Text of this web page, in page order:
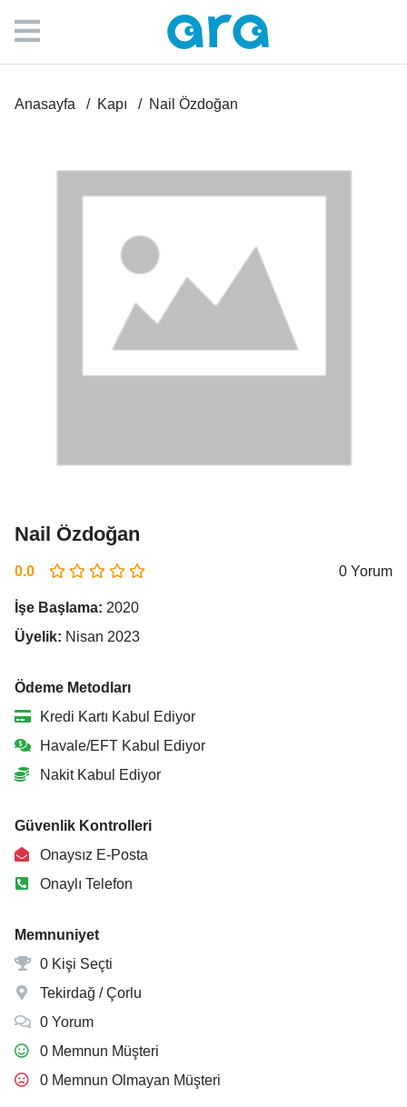
Anasayfa Kapı Nail Özdoğan
Nail Özdoğan
0.0 0 Yorum
İşe Başlama: 2020
Üyelik: Nisan 2023
Ödeme Metodları
Kredi Kartı Kabul Ediyor
Havale/EFT Kabul Ediyor
Nakit Kabul Ediyor
Güvenlik Kontrolleri
Onaysız E-Posta
Onaylı Telefon
Memnuniyet
0 Kişi Seçti
Tekirdağ / Çorlu
0 Yorum
0 Memnun Müşteri
0 Memnun Olmayan Müşteri